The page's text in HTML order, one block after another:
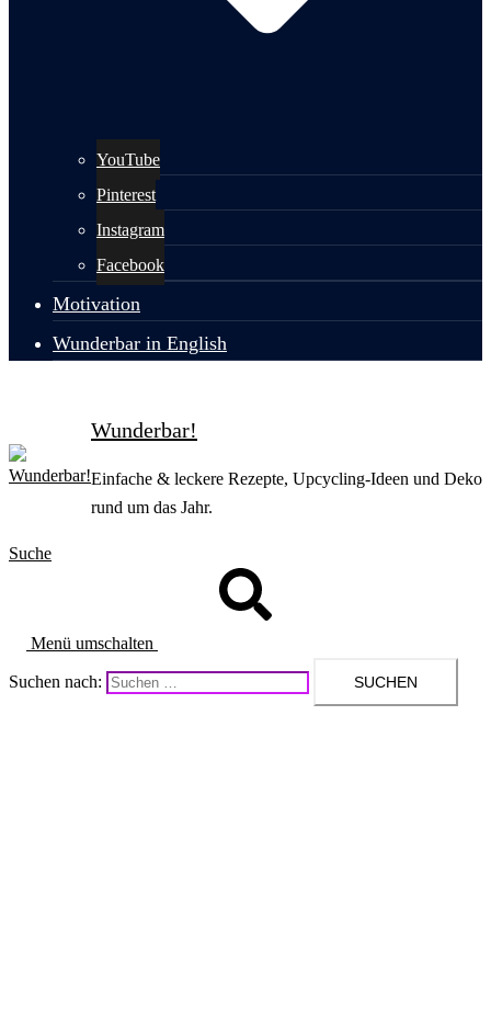
YouTube
Pinterest
Instagram
Facebook
Motivation
Wunderbar in English
Wunderbar!
Einfache & leckere Rezepte, Upcycling-Ideen und Deko
rund um das Jahr.
Suche
Menü umschalten
Suchen nach: